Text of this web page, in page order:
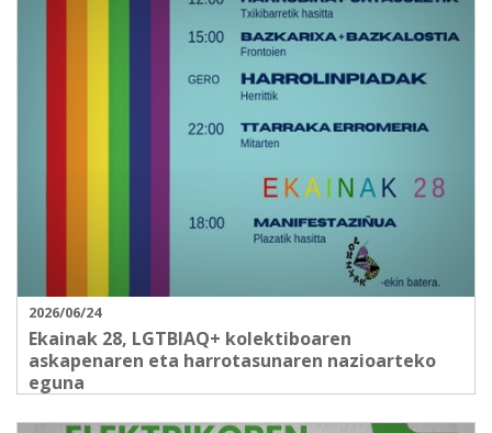
2026/06/24
Ekainak 28, LGTBIAQ+ kolektiboaren
askapenaren eta harrotasunaren nazioarteko
eguna